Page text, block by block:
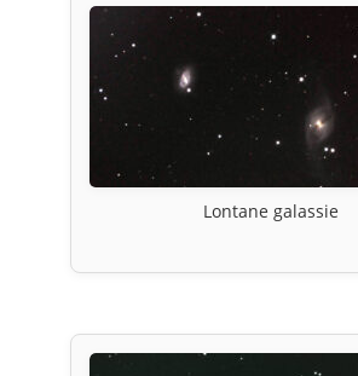
Lontane galassie